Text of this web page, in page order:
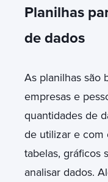
Planilhas
de dados
As planilhas são
empresas e
quantidades de
de utilizar e com
tabelas, gráficos
analisar dados.